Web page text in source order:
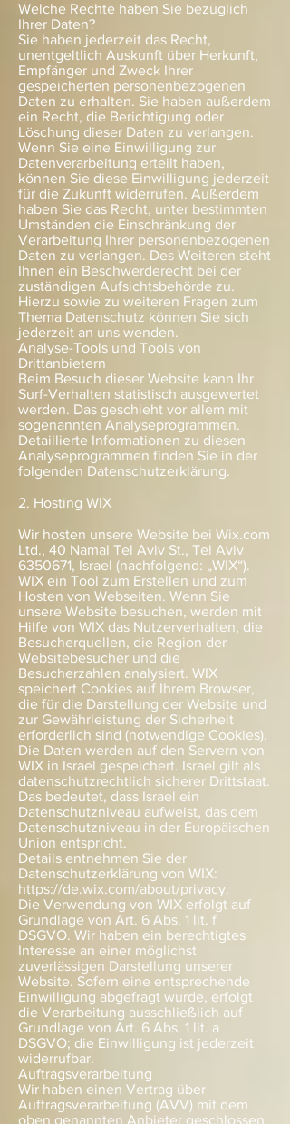
Welche Rechte haben Sie bezüglich
Ihrer Daten?
Sie haben jederzeit das Recht,
unentgeltlich Auskunft über Herkunft,
Empfänger und Zweck Ihrer
gespeicherten personenbezogenen
Daten zu erhalten. Sie haben außerdem
ein Recht, die Berichtigung oder
Löschung dieser Daten zu verlangen.
Wenn Sie eine Einwilligung zur
Datenverarbeitung erteilt haben,
können Sie diese Einwilligung jederzeit
für die Zukunft widerrufen. Außerdem
haben Sie das Recht, unter bestimmten
Umständen die Einschränkung der
Verarbeitung Ihrer personenbezogenen
Daten zu verlangen. Des Weiteren steht
Ihnen ein Beschwerderecht bei der
zuständigen Aufsichtsbehörde zu.
Hierzu sowie zu weiteren Fragen zum
Thema Datenschutz können Sie sich
jederzeit an uns wenden.
Analyse-Tools und Tools von
Drittanbietern
Beim Besuch dieser Website kann Ihr
Surf-Verhalten statistisch ausgewertet
werden. Das geschieht vor allem mit
sogenannten Analyseprogrammen.
Detaillierte Informationen zu diesen
Analyseprogrammen finden Sie in der
folgenden Datenschutzerklärung.
2. Hosting WIX
Wir hosten unsere Website bei Wix.com
Ltd., 40 Namal Tel Aviv St., Tel Aviv
6350671, Israel (nachfolgend: „WIX“).
WIX ein Tool zum Erstellen und zum
Hosten von Webseiten. Wenn Sie
unsere Website besuchen, werden mit
Hilfe von WIX das Nutzerverhalten, die
Besucherquellen, die Region der
Websitebesucher und die
Besucherzahlen analysiert. WIX
speichert Cookies auf Ihrem Browser,
die für die Darstellung der Website und
zur Gewährleistung der Sicherheit
erforderlich sind (notwendige Cookies).
Die Daten werden auf den Servern von
WIX in Israel gespeichert. Israel gilt als
datenschutzrechtlich sicherer Drittstaat.
Das bedeutet, dass Israel ein
Datenschutzniveau aufweist, das dem
Datenschutzniveau in der Europäischen
Union entspricht.
Details entnehmen Sie der
Datenschutzerklärung von WIX:
https://de.wix.com/about/privacy.
Die Verwendung von WIX erfolgt auf
Grundlage von Art. 6 Abs. 1 lit. f
DSGVO. Wir haben ein berechtigtes
Interesse an einer möglichst
zuverlässigen Darstellung unserer
Website. Sofern eine entsprechende
Einwilligung abgefragt wurde, erfolgt
die Verarbeitung ausschließlich auf
Grundlage von Art. 6 Abs. 1 lit. a
DSGVO; die Einwilligung ist jederzeit
widerrufbar.
Auftragsverarbeitung
Wir haben einen Vertrag über
Auftragsverarbeitung (AVV) mit dem
oben genannten Anbieter geschlossen.